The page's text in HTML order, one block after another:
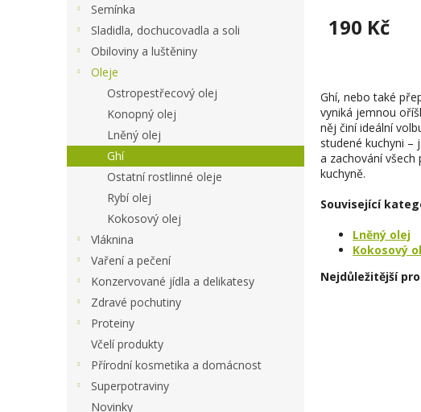
Semínka
Sladidla, dochucovadla a soli
Obiloviny a luštěniny
Oleje
Ostropestřecový olej
Konopný olej
Lněný olej
Ghí
Ostatní rostlinné oleje
Rybí olej
Kokosový olej
Vláknina
Vaření a pečení
Konzervované jídla a delikatesy
Zdravé pochutiny
Proteiny
Včelí produkty
Přírodní kosmetika a domácnost
Superpotraviny
Novinky
190 Kč
Ghí, nebo také
vyniká jemnou
něj činí ideální
studené kuchyni –
a zachování
kuchyně.
Související
Lněný olej
Kokosový
Nejdůležitější